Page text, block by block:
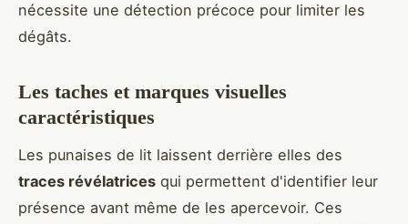
nécessite une détection précoce pour limiter les
dégâts.
Les taches et marques visuelles
caractéristiques
Les punaises de lit laissent derrière elles des
traces révélatrices qui permettent d'identifier leur
présence avant même de les apercevoir. Ces